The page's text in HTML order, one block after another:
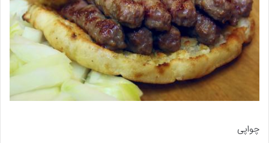
چواپی